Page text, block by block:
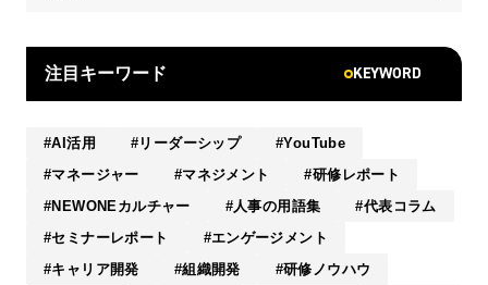
注目キーワード KEYWORD
AI活用 リーダーシップ
YouTube
マネージャー
マネジメント
研修レポート
NEWONEカルチャー
人事の用語集
代表コラム
セミナーレポート
エンゲージメント
キャリア開発
組織開発
研修ノウハウ